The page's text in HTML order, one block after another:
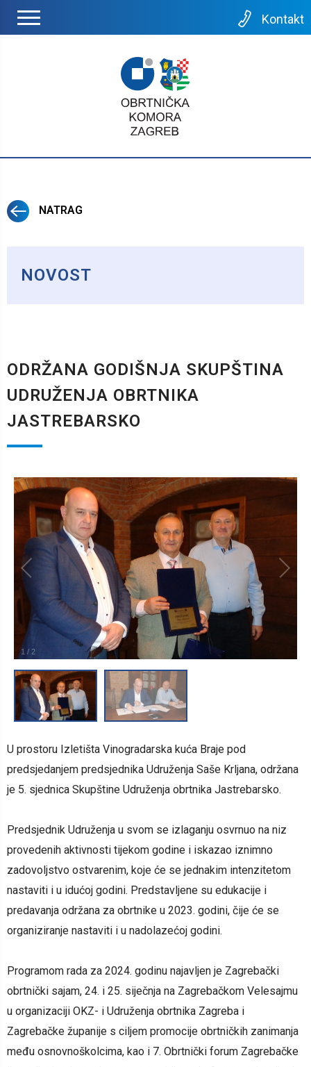
Kontakt
NATRAG
NOVOST
ODRŽANA GODIŠNJA SKUPŠTINA
UDRUŽENJA OBRTNIKA
JASTREBARSKO
1 / 2
U prostoru Izletišta Vinogradarska kuća Braje pod
predsjedanjem predsjednika Udruženja Saše Krljana, održana
je 5. sjednica Skupštine Udruženja obrtnika Jastrebarsko.
Predsjednik Udruženja u svom se izlaganju osvrnuo na niz
provedenih aktivnosti tijekom godine i iskazao iznimno
zadovoljstvo ostvarenim, koje će se jednakim intenzitetom
nastaviti i u idućoj godini. Predstavljene su edukacije i
predavanja održana za obrtnike u 2023. godini, čije će se
organiziranje nastaviti i u nadolazećoj godini.
Programom rada za 2024. godinu najavljen je Zagrebački
obrtnički sajam, 24. i 25. siječnja na Zagrebačkom Velesajmu
u organizaciji OKZ- i Udruženja obrtnika Zagreba i
Zagrebačke županije s ciljem promocije obrtničkih zanimanja
među osnovnoškolcima, kao i 7. Obrtnički forum Zagrebačke